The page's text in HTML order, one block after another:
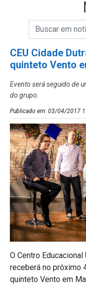
Campo
Campo de
CEU Cidade
quinteto Vento
Evento será seguido de
do grupo.
Publicado em: 03/04/2017
O Centro
receberá no próximo
quinteto Vento em